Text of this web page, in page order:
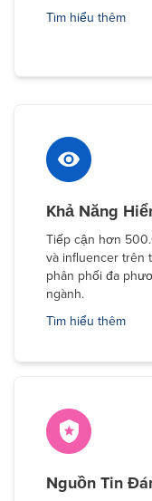
Tìm hiểu thêm
Khả Năng
Tiếp cận hơn
và influencer trên
phân phối đa
ngành.
Tìm hiểu thêm
Nguồn Tin